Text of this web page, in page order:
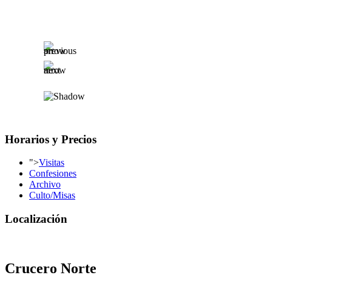
Horarios y Precios
">Visitas
Confesiones
Archivo
Culto/Misas
Localización
Crucero Norte